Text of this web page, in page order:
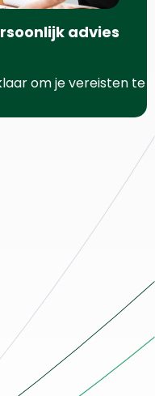
advies
om je vereisten te